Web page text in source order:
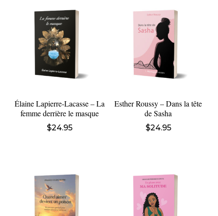
Élaine Lapierre-Lacasse – La
femme derrière le masque
$24.95
Esther Roussy – Dans la tête
de Sasha
$24.95